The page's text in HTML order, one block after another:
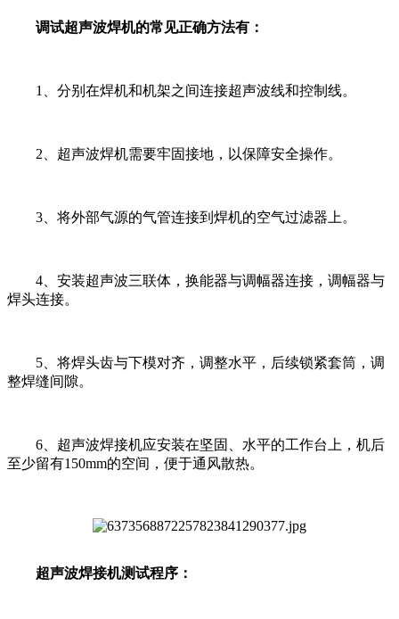
调试超声波焊机的常见正确方法有：
1、分别在焊机和机架之间连接超声波线和控制线。
2、超声波焊机需要牢固接地，以保障安全操作。
3、将外部气源的气管连接到焊机的空气过滤器上。
4、安装超声波三联体，换能器与调幅器连接，调幅器与
焊头连接。
5、将焊头齿与下模对齐，调整水平，后续锁紧套筒，调
整焊缝间隙。
6、超声波焊接机应安装在坚固、水平的工作台上，机后
至少留有150mm的空间，便于通风散热。
超声波焊接机测试程序：